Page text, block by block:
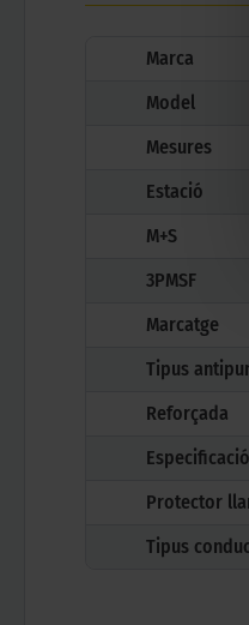
Marca
Model
Mesures
Estació
M+S
3PMSF
Marcatge
Tipus
Reforçada
Protector
Tipus